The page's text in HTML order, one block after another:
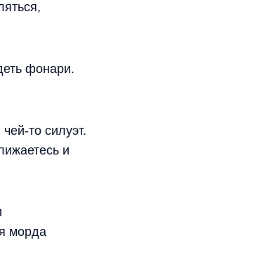
фонари.
то силуэт.
и
морда